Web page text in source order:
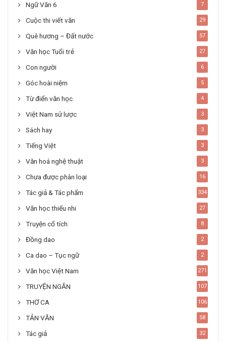
Ngữ Văn 6 7
Cuộc thi viết văn 29
Quê hương – Đất nước 57
Văn học Tuổi trẻ 27
Con người 6
Góc hoài niệm 5
Từ điển văn học 4
Việt Nam sử lược 3
Sách hay 3
Tiếng Việt 3
Văn hoá nghệ thuật 3
Chưa được phân loại 16
Tác giả & Tác phẩm 334
Văn học thiếu nhi 27
Truyện cổ tích 8
Đồng dao 2
Ca dao – Tục ngữ 2
Văn học Việt Nam 271
TRUYỆN NGẮN 107
THƠ CA 106
TẢN VĂN 58
Tác giả 32